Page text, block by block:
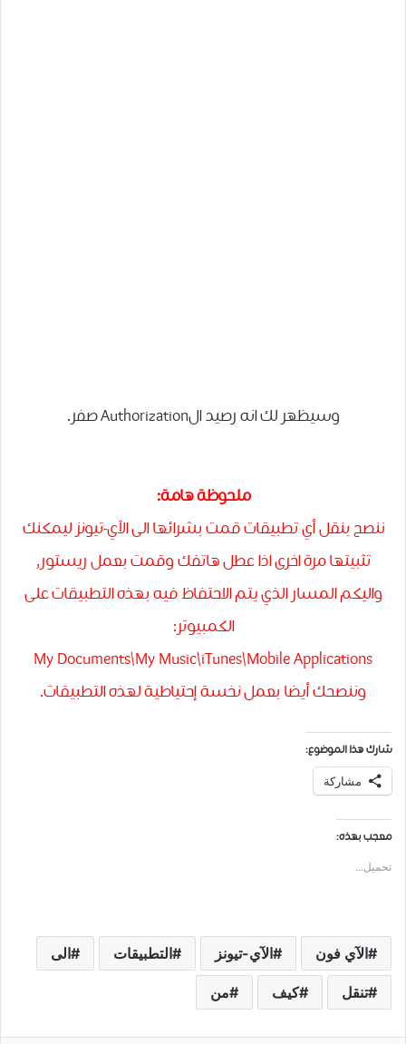
وسيظهر لك انه رصيد الAuthorization صفر.
ملحوظة هامة:
ننصح بنقل أي تطبيقات قمت بشرائها الى الآي-تيونز ليمكنك
تثبيتها مرة اخرى اذا عطل هاتفك وقمت بعمل ريستور,
واليكم المسار الذي يتم الاحتفاظ فيه بهذه التطبيقات على
الكمبيوتر:
My Documents\My Music\iTunes\Mobile Applications
وننصحك أيضا بعمل نخسة إحتياطية لهذه التطبيقات.
شارك هذا الموضوع:
مشاركة
معجب بهذه:
تحميل...
الآي فون الآي-تيونز التطبيقات الى
تنقل كيف من